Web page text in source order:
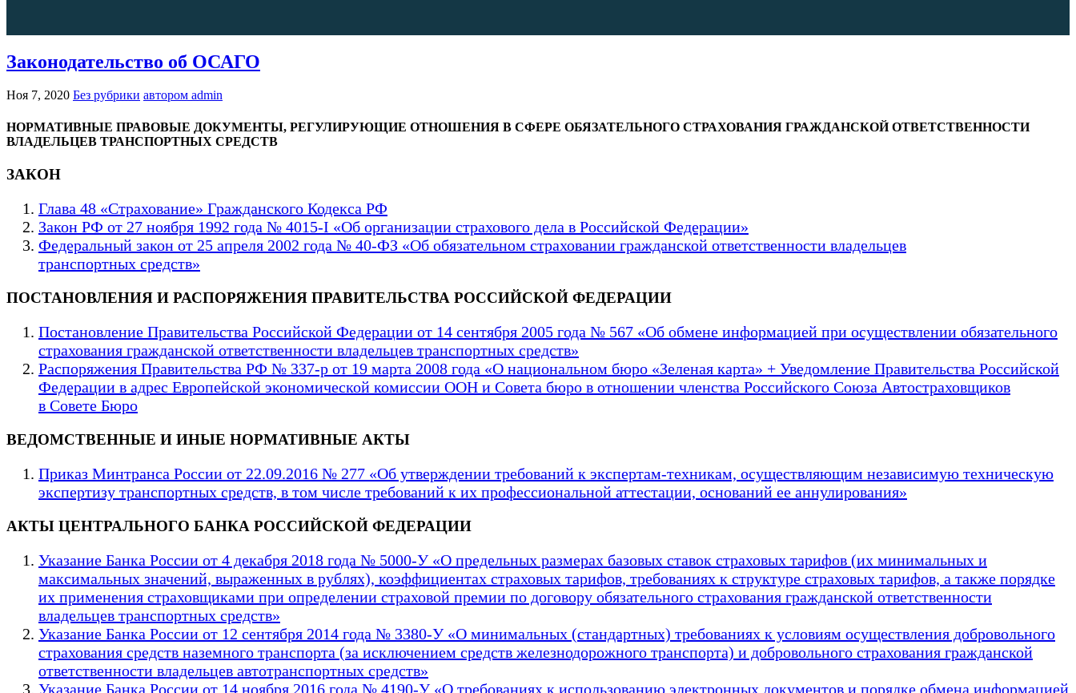
Законодательство об ОСАГО
Ноя 7, 2020 Без рубрики автором admin
НОРМАТИВНЫЕ ПРАВОВЫЕ ДОКУМЕНТЫ, РЕГУЛИРУЮЩИЕ ОТНОШЕНИЯ В СФЕРЕ ОБЯЗАТЕЛЬНОГО СТРАХОВАНИЯ ГРАЖДАНСКОЙ ОТВЕТСТВЕННОСТИ
ВЛАДЕЛЬЦЕВ ТРАНСПОРТНЫХ СРЕДСТВ
ЗАКОН
Глава 48 «Страхование» Гражданского Кодекса РФ
Закон РФ от 27 ноября 1992 года № 4015-I «Об организации страхового дела в Российской Федерации»
Федеральный закон от 25 апреля 2002 года № 40-ФЗ «Об обязательном страховании гражданской ответственности владельцев
транспортных средств»
ПОСТАНОВЛЕНИЯ И РАСПОРЯЖЕНИЯ ПРАВИТЕЛЬСТВА РОССИЙСКОЙ ФЕДЕРАЦИИ
Постановление Правительства Российской Федерации от 14 сентября 2005 года № 567 «Об обмене информацией при осуществлении обязательного
страхования гражданской ответственности владельцев транспортных средств»
Распоряжения Правительства РФ № 337-р от 19 марта 2008 года «О национальном бюро «Зеленая карта» + Уведомление Правительства Российской
Федерации в адрес Европейской экономической комиссии ООН и Совета бюро в отношении членства Российского Союза Автостраховщиков
в Совете Бюро
ВЕДОМСТВЕННЫЕ И ИНЫЕ НОРМАТИВНЫЕ АКТЫ
Приказ Минтранса России от 22.09.2016 № 277 «Об утверждении требований к экспертам-техникам, осуществляющим независимую техническую
экспертизу транспортных средств, в том числе требований к их профессиональной аттестации, оснований ее аннулирования»
АКТЫ ЦЕНТРАЛЬНОГО БАНКА РОССИЙСКОЙ ФЕДЕРАЦИИ
Указание Банка России от 4 декабря 2018 года № 5000-У «О предельных размерах базовых ставок страховых тарифов (их минимальных и
максимальных значений, выраженных в рублях), коэффициентах страховых тарифов, требованиях к структуре страховых тарифов, а также порядке
их применения страховщиками при определении страховой премии по договору обязательного страхования гражданской ответственности
владельцев транспортных средств»
Указание Банка России от 12 сентября 2014 года № 3380-У «О минимальных (стандартных) требованиях к условиям осуществления добровольного
страхования средств наземного транспорта (за исключением средств железнодорожного транспорта) и добровольного страхования гражданской
ответственности владельцев автотранспортных средств»
Указание Банка России от 14 ноября 2016 года № 4190-У «О требованиях к использованию электронных документов и порядке обмена информацией